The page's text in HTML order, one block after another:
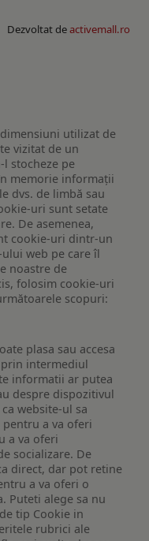
Dezvoltat deactivemall.ro
utilizat de
vizitat de un
stocheze pe
memorie informații
dvs. de limbă sau
uri sunt setate
De asemenea,
cookie-uri dintr-un
web pe care îl
noastre de
folosim cookie-uri
scopuri:
plasa sau accesa
intermediul
informatii ar putea
despre dispozitivul
website-ul sa
a va oferi
a va oferi
socializare. De
direct, dar pot retine
a va oferi o
Puteti alege sa nu
tip Cookie in
rubrici ale